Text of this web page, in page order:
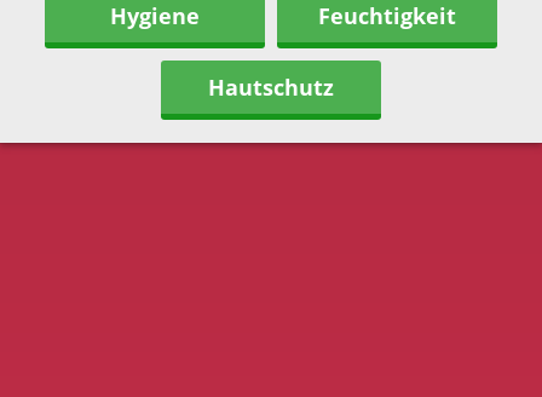
Hygiene Feuchtigkeit
Hautschutz